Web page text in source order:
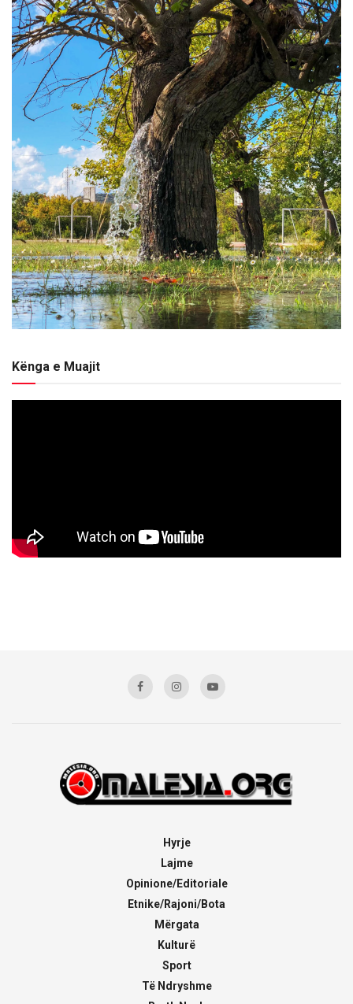
Kënga e Muajit
Hyrje
Lajme
Opinione/Editoriale
Etnike/Rajoni/Bota
Mërgata
Kulturë
Sport
Të Ndryshme